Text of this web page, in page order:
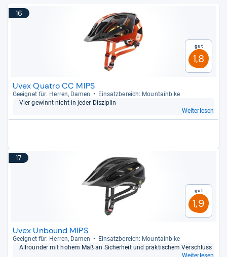
16
Gut
1,8
Uvex Quatro CC MIPS
Geeig­net für: Her­ren, Damen
Ein­satz­be­reich: Moun­tain­bike
Vier gewinnt nicht in jeder Dis­zi­plin
Weiterlesen
17
Gut
1,9
Uvex Unbound MIPS
Geeig­net für: Her­ren, Damen
Ein­satz­be­reich: Moun­tain­bike
All­roun­der mit hohem Maß an Sicher­heit und prak­ti­schem Ver­schluss
Weiterlesen